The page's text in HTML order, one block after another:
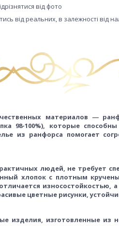
від фото
від реальних, в залежності від
материалов ―
98-100%), которые
из ранфорса помогает
людей, не требует
хлопок с плотным
износостойкостью,
цветные рисунки,
изделия, изготовленные из